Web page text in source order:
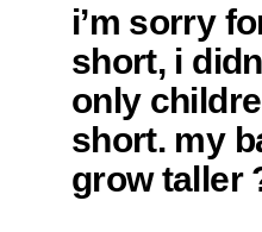
i’m sorry
short, i
only
short. my
grow taller